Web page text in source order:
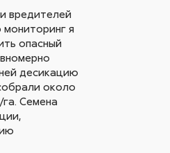
вредителей
мониторинг я
опасный
десикацию
около
Семена